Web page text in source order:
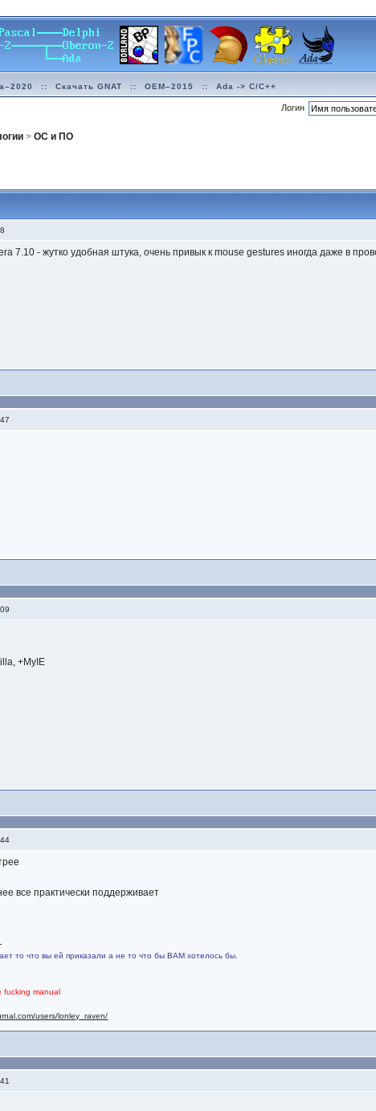
:: Скачать GNAT :: OEM–2015 :: Ada -> C/C++
Логин
>ОС и ПО
7.10 - жутко удобная штука, очень привык к mouse gestures иногда даже в
+MyIE
все практически поддерживает
то что вы ей приказали а не то что бы ВАМ хотелось бы.
fucking manual
users/lonley_raven/